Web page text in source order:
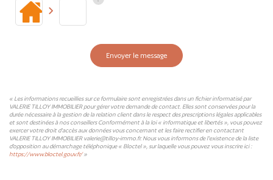
Envoyer le message
« Les informations recueillies sur ce formulaire sont enregistrées dans un fichier informatisé par
VALERIE TILLOY IMMOBILIER pour gérer votre demande de contact. Elles sont conservées pour la
durée nécessaire à la gestion de la relation client dans le respect des prescriptions légales applicables
et sont destinées à nos conseillers Conformément à la loi « informatique et libertés », vous pouvez
exercer votre droit d'accès aux données vous concernant et les faire rectifier en contactant
VALERIE TILLOY IMMOBILIER valerie@tilloy-immo.fr. Nous vous informons de l'existence de la liste
d'opposition au démarchage téléphonique « Bloctel », sur laquelle vous pouvez vous inscrire ici :
https://www.bloctel.gouv.fr/»